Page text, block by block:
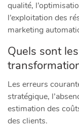
qualité,
l’exploitation des
marketing
Quels sont
Les erreurs
stratégique,
estimation des
des clients.